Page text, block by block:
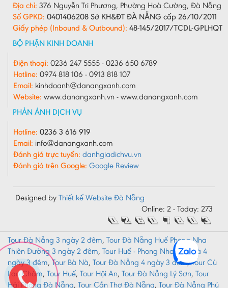
Địa chỉ: 376 Nguyễn Tri Phương, Phường Hoà Cường, Đà Nẵng
Số GPKD: 0401406208 Sở KH&ĐT ĐÀ NẴNG cấp 26/10/2011
Giấy phép (Inbound & Outbound): 48-145/2017/TCDL-GPLHQT
BỘ PHẬN KINH DOANH
Điện thoại: 0236 247 5555 - 0236 650 6789
Hotline: 0974 818 106 - 0913 818 107
Email: kinhdoanh@danangxanh.com
Website: www.danangxanh.vn - www.danangxanh.com
PHẢN ÁNH DỊCH VỤ
Hotline: 0236 3 616 919
Email: info@danangxanh.com
Đánh giá trực tuyến: danhgiadichvu.vn
Đánh giá trên Google: Google Review
Designed by Thiết kế Website Đà Nẵng
Online: 2 - Today: 273
Tour Đà Nẵng 3 ngày 2 đêm, Tour Đà Nẵng Huế Phong Nha
Thiên Đường 3 ngày 2 đêm, Tour Huế - Phong Nha - Bà Nà 4
ngày 3 đêm, Tour Bà Nà, Tour Đà Nẵng 4 ngày 3 đêm,Tour Cù
Lao Chàm, Tour Huế, Tour Hội An, Tour Đà Nẵng Lý Sơn, Tour
Hải Phòng Đà Nẵng, Tour Cần Thơ Đà Nẵng, Tour Đà Nẵng Phú